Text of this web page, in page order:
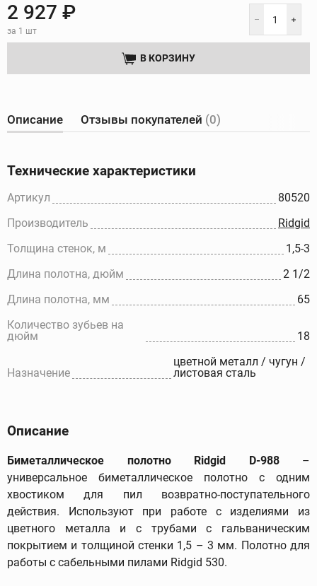
2 927 ₽
за 1 шт
В КОРЗИНУ
Описание Отзывы покупателей (0)
Технические характеристики
Артикул
80520
Производитель
Ridgid
Толщина стенок, м
1,5-3
Длина полотна, дюйм
2 1/2
Длина полотна, мм
65
Количество зубьев на
дюйм
18
Назначение
цветной металл / чугун /
листовая сталь
Описание
Биметаллическое полотно Ridgid D-988–
универсальное биметаллическое полотно с одним
хвостиком для пил возвратно-поступательного
действия. Используют при работе с изделиями из
цветного металла и с трубами с гальваническим
покрытием и толщиной стенки 1,5 – 3 мм. Полотно для
работы с сабельными пилами Ridgid 530.